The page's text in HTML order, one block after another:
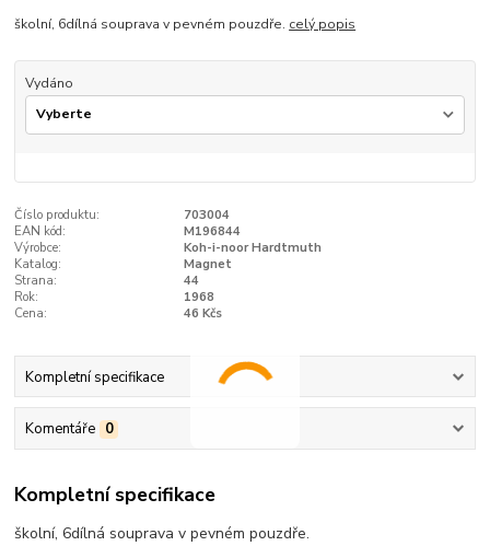
školní, 6dílná souprava v pevném pouzdře. celý popis
Vydáno
Číslo produktu:
703004
EAN kód:
M196844
Výrobce:
Koh-i-noor Hardtmuth
Katalog:
Magnet
Strana:
44
Rok:
1968
Cena:
46 Kčs
Kompletní specifikace
Komentáře 0
Kompletní specifikace
školní, 6dílná souprava v pevném pouzdře.